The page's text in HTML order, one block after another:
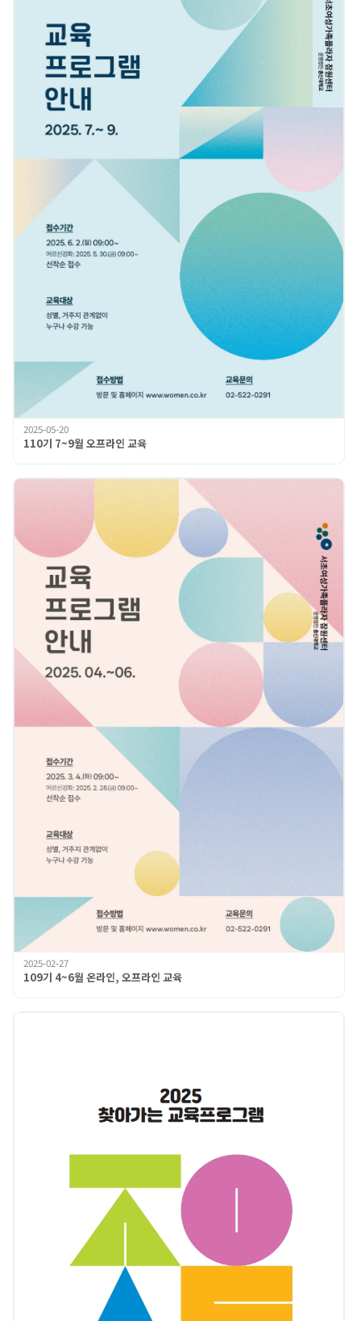
2025-05-20
110기 7~9월 오프라인 교육
2025-02-27
109기 4~6월 온라인, 오프라인 교육